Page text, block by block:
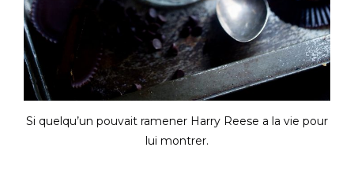
Si quelqu’un pouvait ramener Harry Reese a la vie pour
lui montrer.